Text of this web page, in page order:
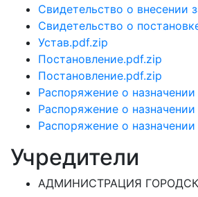
Свидетельство о внесении
Свидетельство о
Устав.pdf.zip
Постановление.pdf.zip
Постановление.pdf.zip
Распоряжение о
Распоряжение о
Распоряжение о
Учредители
АДМИНИСТРАЦИЯ